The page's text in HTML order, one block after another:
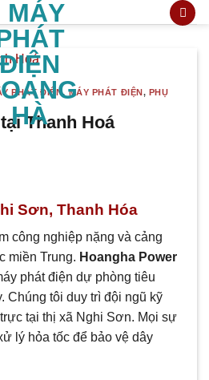
PHÁT ĐIỆN,MÁY PHÁT ĐIỆN , PHỤ
Thanh Hoá
Sơn, Thanh Hóa
công nghiệp nặng và cảng
miền Trung. Hoangha Power
phát điện dự phòng tiêu
Chúng tôi duy trì đội ngũ kỹ
tại thị xã Nghi Sơn. Mọi sự
lý hỏa tốc để bảo vệ dây